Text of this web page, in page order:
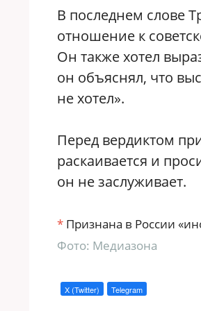
В последнем слове
отношение к
Он также хотел
он объяснял, что
не хотел».
Перед вердиктом
раскаивается и
он не заслуживает.
* Признана в России
Фото: Медиазона
X (Twitter) Telegram